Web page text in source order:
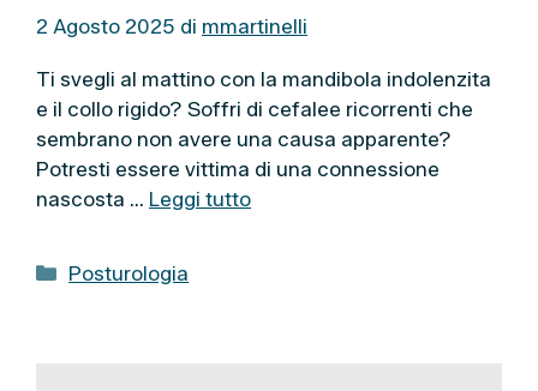
2 Agosto 2025 di mmartinelli
Ti svegli al mattino con la mandibola indolenzita
e il collo rigido? Soffri di cefalee ricorrenti che
sembrano non avere una causa apparente?
Potresti essere vittima di una connessione
nascosta … Leggi tutto
C
Posturologia